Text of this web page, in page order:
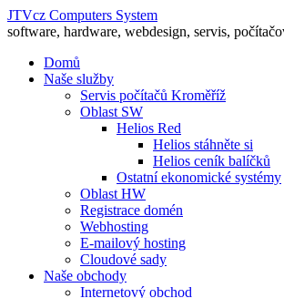
JTVcz Computers System
software, hardware, webdesign, servis,
Domů
Naše služby
Servis počítačů Kroměříž
Oblast SW
Helios Red
Helios stáhněte si
Helios ceník balíčků
Ostatní ekonomické systémy
Oblast HW
Registrace domén
Webhosting
E-mailový hosting
Cloudové sady
Naše obchody
Internetový obchod